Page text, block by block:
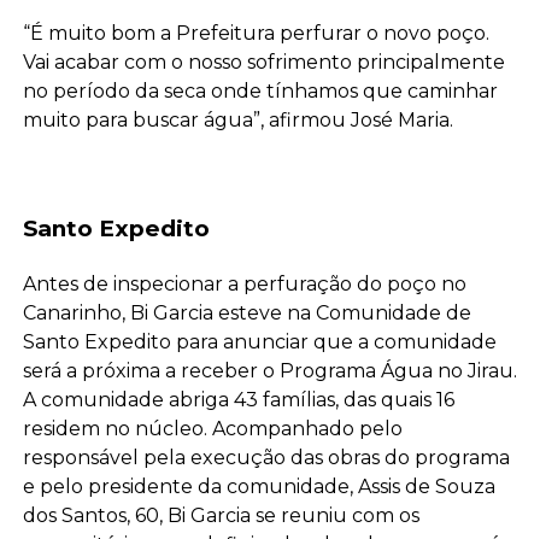
“É muito bom a Prefeitura perfurar o novo poço.
Vai acabar com o nosso sofrimento principalmente
no período da seca onde tínhamos que caminhar
muito para buscar água”, afirmou José Maria.
Santo Expedito
Antes de inspecionar a perfuração do poço no
Canarinho, Bi Garcia esteve na Comunidade de
Santo Expedito para anunciar que a comunidade
será a próxima a receber o Programa Água no Jirau.
A comunidade abriga 43 famílias, das quais 16
residem no núcleo. Acompanhado pelo
responsável pela execução das obras do programa
e pelo presidente da comunidade, Assis de Souza
dos Santos, 60, Bi Garcia se reuniu com os